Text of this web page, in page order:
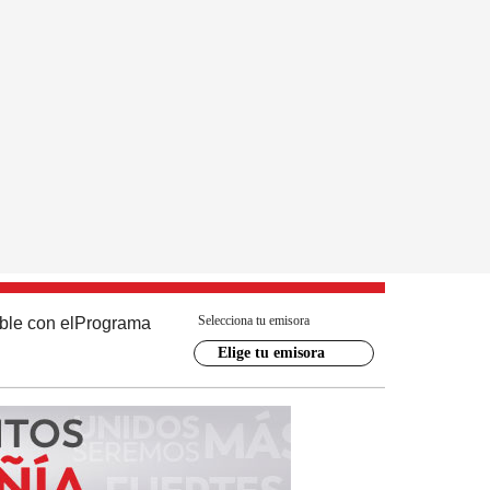
con el Programa Selecciona tu emisora
Elige tu emisora